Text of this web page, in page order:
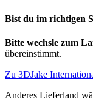
Bist du im richtigen
Bitte wechsle zum
übereinstimmt.
Zu 3DJake
Anderes Lieferland